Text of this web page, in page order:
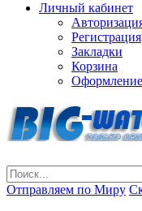
Личный кабинет
Регистрация
Закладки
Корзина
Оформление
Отправляем по Миру